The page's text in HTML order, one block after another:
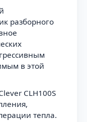
разборного
в этой
CLH100S
тепла.